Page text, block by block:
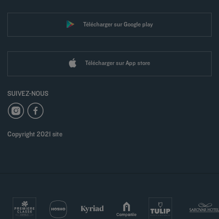
Télécharger sur Google play
Télécharger sur App store
SUIVEZ-NOUS
Copyright 2021 site